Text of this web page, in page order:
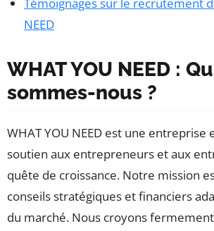
NEED
WHAT YOU NEED :
sommes-nous ?
WHAT YOU NEED est une entreprise
soutien aux entrepreneurs et aux
quête de croissance. Notre mission
conseils stratégiques et financiers
du marché. Nous croyons